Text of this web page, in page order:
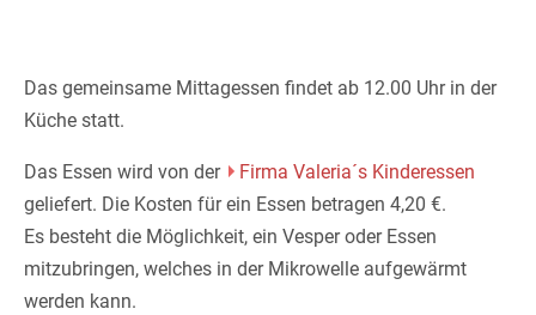
Das gemeinsame Mittagessen findet ab 12.00 Uhr in der
Küche statt.
Das Essen wird von der
Firma Valeria´s Kinderessen
geliefert. Die Kosten für ein Essen betragen 4,20 €.
Es besteht die Möglichkeit, ein Vesper oder Essen
mitzubringen, welches in der Mikrowelle aufgewärmt
werden kann.